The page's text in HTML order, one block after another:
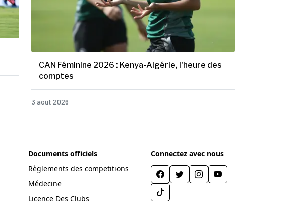
CAN Féminine 2026 : Kenya-Algérie, l'heure des
comptes
3 août 2026
Documents officiels
Règlements des competitions
Médecine
Licence Des Clubs
Connectez avec nous